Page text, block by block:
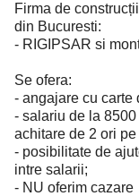
Firma de
din Bucuresti:
- RIGIPSAR si
Se ofera:
- angajare cu carte
- salariu de la
achitare de 2 ori pe
- posibilitate de
intre salarii;
- NU oferim cazare